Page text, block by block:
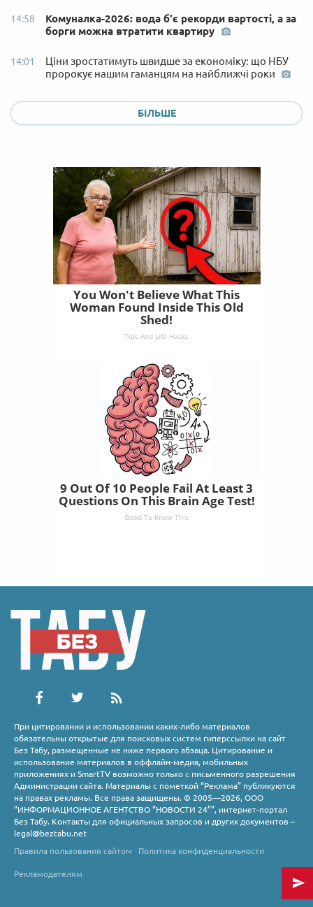
14:58
Комуналка-2026: вода б'є рекорди вартості, а за
борги можна втратити квартиру
14:01
Ціни зростатимуть швидше за економіку: що НБУ
пророкує нашим гаманцям на найближчі роки
БІЛЬШЕ
You Won't Believe What This
Woman Found Inside This Old
Shed!
Tips And Life Hacks
9 Out Of 10 People Fail At Least 3
Questions On This Brain Age Test!
Good To Know This
При цитировании и использовании каких-либо материалов
обязательны открытые для поисковых систем гиперссылки на сайт
Без Табу, размещенные не ниже первого абзаца. Цитирование и
использование материалов в оффлайн-медиа, мобильных
приложениях и SmartTV возможно только с письменного разрешения
Администрации сайта. Материалы с пометкой “Реклама” публикуются
на правах рекламы. Все права защищены. © 2005—2026, ООО
“ИНФОРМАЦИОННОЕ АГЕНТСТВО “НОВОСТИ 24””, интернет-портал
Без Табу. Контакты для официальных запросов и других документов –
legal@beztabu.net
Правила пользования сайтом
Политика конфиденциальности
Рекламодателям